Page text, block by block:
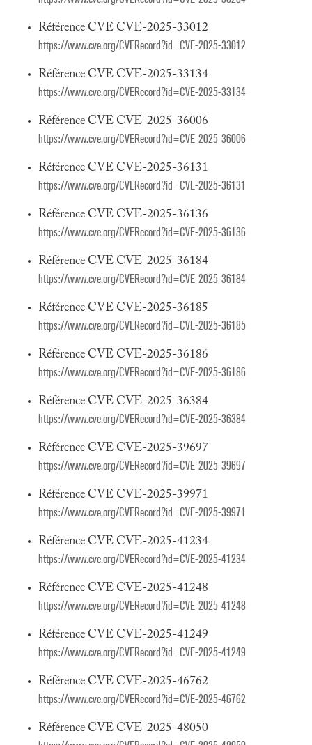
Référence CVE CVE-2025-33012
https://www.cve.org/CVERecord?id=CVE-2025-33012
Référence CVE CVE-2025-33134
https://www.cve.org/CVERecord?id=CVE-2025-33134
Référence CVE CVE-2025-36006
https://www.cve.org/CVERecord?id=CVE-2025-36006
Référence CVE CVE-2025-36131
https://www.cve.org/CVERecord?id=CVE-2025-36131
Référence CVE CVE-2025-36136
https://www.cve.org/CVERecord?id=CVE-2025-36136
Référence CVE CVE-2025-36184
https://www.cve.org/CVERecord?id=CVE-2025-36184
Référence CVE CVE-2025-36185
https://www.cve.org/CVERecord?id=CVE-2025-36185
Référence CVE CVE-2025-36186
https://www.cve.org/CVERecord?id=CVE-2025-36186
Référence CVE CVE-2025-36384
https://www.cve.org/CVERecord?id=CVE-2025-36384
Référence CVE CVE-2025-39697
https://www.cve.org/CVERecord?id=CVE-2025-39697
Référence CVE CVE-2025-39971
https://www.cve.org/CVERecord?id=CVE-2025-39971
Référence CVE CVE-2025-41234
https://www.cve.org/CVERecord?id=CVE-2025-41234
Référence CVE CVE-2025-41248
https://www.cve.org/CVERecord?id=CVE-2025-41248
Référence CVE CVE-2025-41249
https://www.cve.org/CVERecord?id=CVE-2025-41249
Référence CVE CVE-2025-46762
https://www.cve.org/CVERecord?id=CVE-2025-46762
Référence CVE CVE-2025-48050